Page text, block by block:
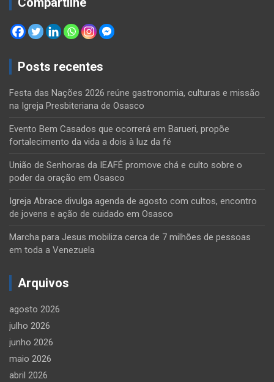
Posts recentes
Festa das Nações 2026 reúne gastronomia, culturas e missão
na Igreja Presbiteriana de Osasco
Evento Bem Casados que ocorrerá em Barueri, propõe
fortalecimento da vida a dois à luz da fé
União de Senhoras da IEAFÉ promove chá e culto sobre o
poder da oração em Osasco
Igreja Abrace divulga agenda de agosto com cultos, encontro
de jovens e ação de cuidado em Osasco
Marcha para Jesus mobiliza cerca de 7 milhões de pessoas
em toda a Venezuela
Arquivos
agosto 2026
julho 2026
junho 2026
maio 2026
abril 2026